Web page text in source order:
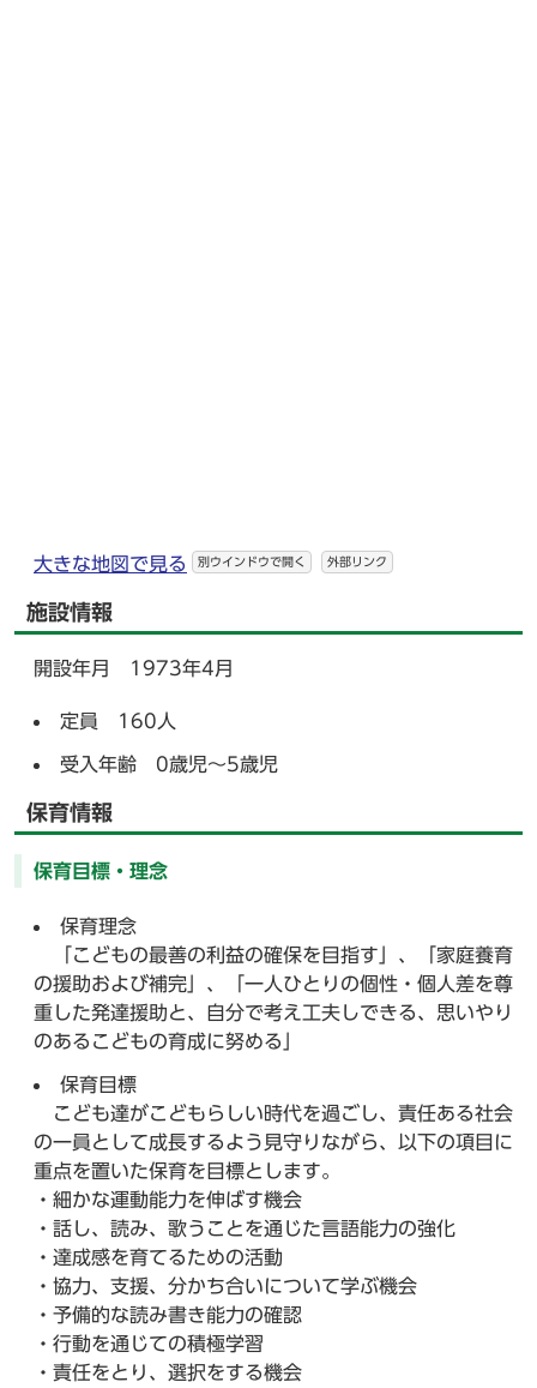
大きな地図で見る 別ウインドウで開く 外部リンク
施設情報
開設年月 1973年4月
定員 160人
受入年齢 0歳児～5歳児
保育情報
保育目標・理念
保育理念
「こどもの最善の利益の確保を目指す」、「家庭養育
の援助および補完」、「一人ひとりの個性・個人差を尊
重した発達援助と、自分で考え工夫しできる、思いやり
のあるこどもの育成に努める」
保育目標
こども達がこどもらしい時代を過ごし、責任ある社会
の一員として成長するよう見守りながら、以下の項目に
重点を置いた保育を目標とします。
・細かな運動能力を伸ばす機会
・話し、読み、歌うことを通じた言語能力の強化
・達成感を育てるための活動
・協力、支援、分かち合いについて学ぶ機会
・予備的な読み書き能力の確認
・行動を通じての積極学習
・責任をとり、選択をする機会